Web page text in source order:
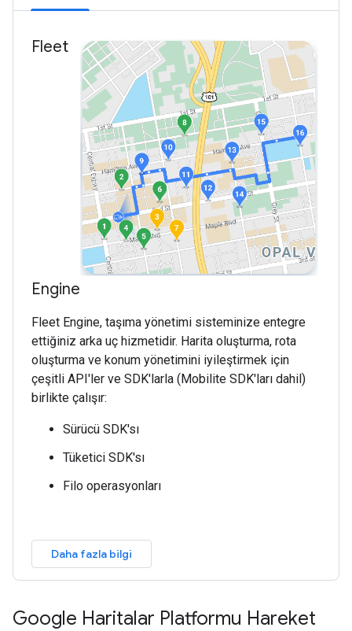
Fleet
Engine
Fleet Engine, taşıma yönetimi sisteminize entegre
ettiğiniz arka uç hizmetidir. Harita oluşturma, rota
oluşturma ve konum yönetimini iyileştirmek için
çeşitli API'ler ve SDK'larla (Mobilite SDK'ları dahil)
birlikte çalışır:
Sürücü SDK'sı
Tüketici SDK'sı
Filo operasyonları
Daha fazla bilgi
Google Haritalar Platformu Hareket